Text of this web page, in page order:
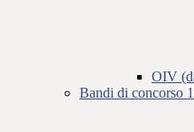
OIV
Bandi di concorso 1